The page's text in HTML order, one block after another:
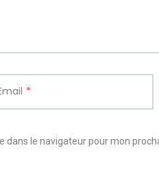
*
le navigateur pour mon